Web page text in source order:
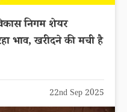
निगम शेयर
भाव, खरीदने की मची है
22nd Sep 2025